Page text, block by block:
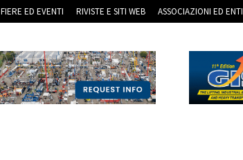
FIERE ED EVENTI RIVISTE E SITI WEB ASSOCIAZIONI ED ENTI